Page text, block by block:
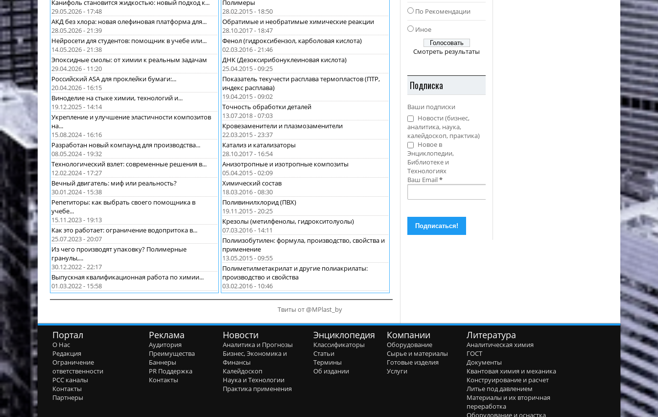
Канифоль становится жидкостью: новый подход к...
29.05.2026 - 17:48
АКД без хлора: новая олефиновая платформа для...
28.05.2026 - 21:39
Нейросети для студентов: помощник в учебе или...
14.05.2026 - 21:38
Эпоксидные смолы: от химии к реальным задачам
29.04.2026 - 11:20
Российский ASA для проклейки бумаги:...
20.04.2026 - 16:15
Виноделие на стыке химии, технологий и...
19.12.2025 - 14:14
Укрепление и улучшение эластичности композитов
на...
15.08.2024 - 16:16
Разработан новый компаунд для производства...
08.05.2024 - 19:32
Технологический взлет: современные решения в...
12.02.2024 - 17:27
Вечный двигатель: миф или реальность?
30.01.2024 - 15:38
Репетиторы: как выбрать своего помощника в
учебе...
15.11.2023 - 19:13
Как это работает: ограничение водопритока в...
25.07.2023 - 20:07
Из чего производят упаковку? Полимерные
гранулы,...
30.12.2022 - 22:17
Выпускная квалификационная работа по химии...
01.03.2022 - 15:58
Полимеры
28.02.2015 - 18:50
Обратимые и необратимые химические реакции
28.10.2017 - 18:47
Фенол (гидроксибензол, карболовая кислота)
02.03.2016 - 21:46
ДНК (Дезоксирибонуклеиновая кислота)
25.04.2015 - 09:25
Показатель текучести расплава термопластов (ПТР,
индекс расплава)
19.04.2015 - 09:02
Точность обработки деталей
13.07.2018 - 07:03
Кровезаменители и плазмозаменители
22.03.2015 - 23:37
Катализ и катализаторы
28.10.2017 - 16:54
Анизотропные и изотропные композиты
05.04.2015 - 02:09
Химический состав
18.03.2016 - 08:30
Поливинилхлорид (ПВХ)
19.11.2015 - 20:25
Крезолы (метилфенолы, гидрокситолуолы)
07.03.2016 - 14:11
Полиизобутилен: формула, производство, свойства и
применение
13.05.2015 - 09:55
Полиметилметакрилат и другие полиакрилаты:
производство и свойства
03.02.2016 - 10:46
Твиты от @MPlast_by
По Рекомендации
Иное
Смотреть результаты
Подписка
Ваши подписки
Новости (бизнес,
аналитика, наука,
калейдоскоп, практика)
Новое в
Энциклопедии,
Библиотеке и
Технологиях
Ваш Email*
Портал
О Нас
Редакция
Ограничение
ответственности
РСС каналы
Контакты
Партнеры
Реклама
Аудитория
Преимущества
Баннеры
PR Поддержка
Контакты
Новости
Аналитика и Прогнозы
Бизнес, Экономика и
Финансы
Калейдоскоп
Наука и Технологии
Практика применения
Энциклопедия
Классификаторы
Статьи
Термины
Об издании
Компании
Оборудование
Сырье и материалы
Готовые изделия
Услуги
Литература
Аналитическая химия
ГОСТ
Документы
Квантовая химия и механика
Конструирование и расчет
Литье под давлением
Материалы и их вторичная
переработка
Оборудование и оснастка